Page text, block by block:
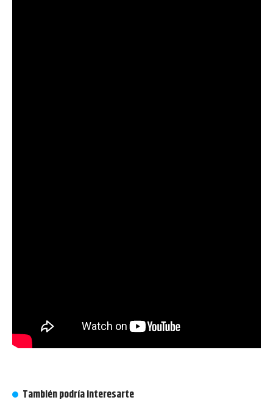
También podría interesarte